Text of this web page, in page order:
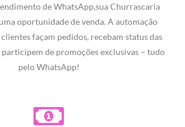
de WhatsApp,sua Churrascaria
oportunidade de venda. A automação
façam pedidos, recebam status das
participem de promoções exclusivas – tudo
pelo WhatsApp!